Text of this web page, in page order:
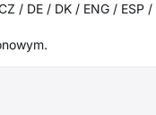
/ DE / DK / ENG / ESP